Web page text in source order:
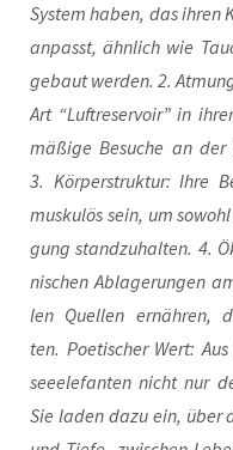
Sys­tem haben, das ihren
anpasst, ähn­lich wie
gebaut wer­den. 2.
Art “Luft­re­ser­voir” in
mä­ßi­ge Besu­che an
3. Kör­per­struk­tur: Ihre
mus­ku­lös sein, um
gung stand­zu­hal­ten. 4.
ni­schen Abla­ge­run­gen
len Quel­len ernäh­ren,
ten. Poe­ti­scher Wert:
see­ele­fan­ten nicht nur
Sie laden dazu ein, über